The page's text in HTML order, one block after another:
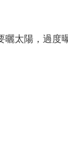
太陽，過度